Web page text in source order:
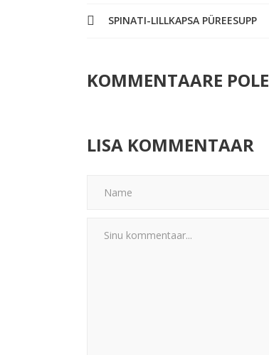
SPINATI-LILLKAPSA PÜREESUPP
KOMMENTAARE POLE
LISA KOMMENTAAR